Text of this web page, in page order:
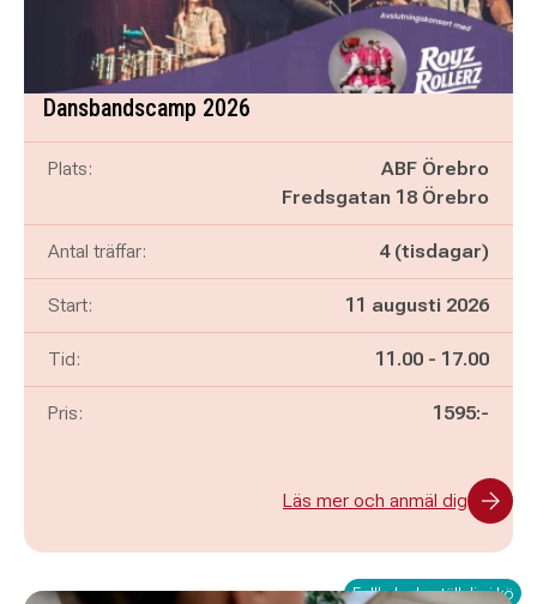
Dansbandscamp 2026
Plats:
ABF Örebro
Fredsgatan 18 Örebro
Antal träffar: 4 (tisdagar)
Start: 11 augusti 2026
Tid: Pågår mellan
11.00 - och
17.00
Pris: 1595:-
Läs mer och anmäl dig
Fullbokad - ställ dig i kö